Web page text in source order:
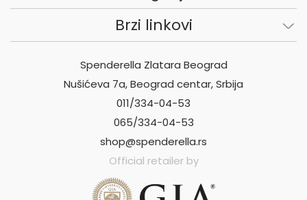
Brzi linkovi
Spenderella Zlatara Beograd
Nušićeva 7a, Beograd centar, Srbija
011/334-04-53
065/334-04-53
shop@spenderella.rs
Official retailer by